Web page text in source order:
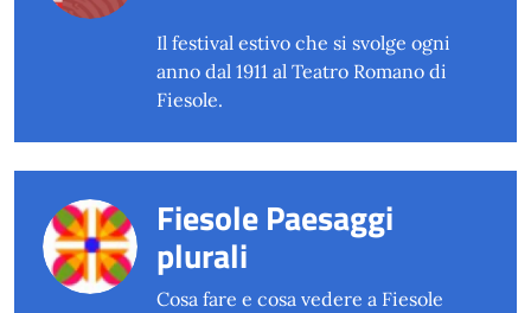
Il festival estivo che si svolge ogni
anno dal 1911 al Teatro Romano di
Fiesole.
Fiesole Paesaggi
plurali
Cosa fare e cosa vedere a Fiesole